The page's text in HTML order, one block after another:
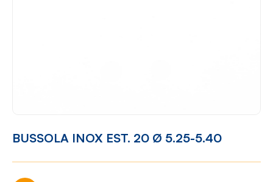
BUSSOLA INOX EST. 20 Ø 5.25-5.40